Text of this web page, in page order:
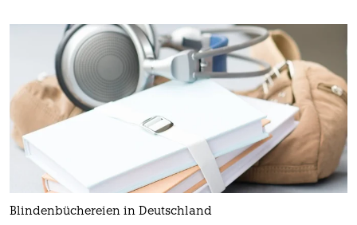
Blindenbüchereien in Deutschland